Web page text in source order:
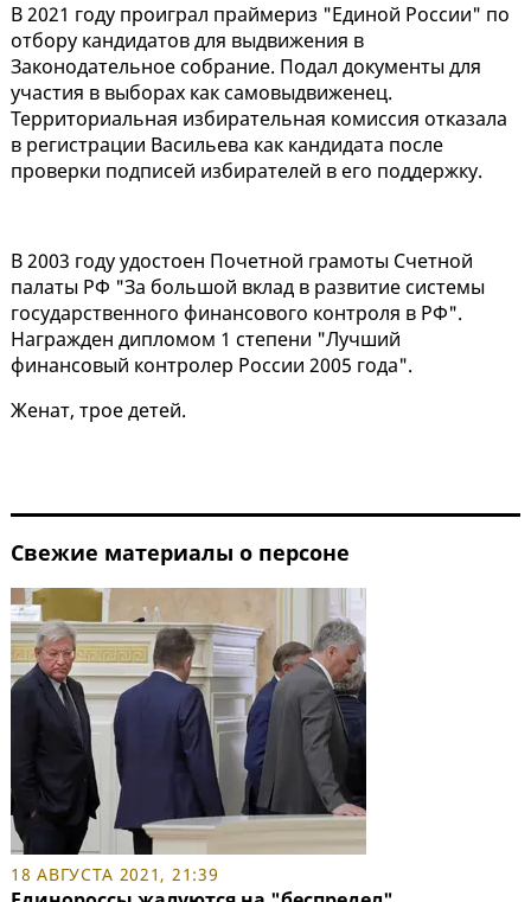
В 2021 году проиграл праймериз "Единой России" по
отбору кандидатов для выдвижения в
Законодательное собрание. Подал документы для
участия в выборах как самовыдвиженец.
Территориальная избирательная комиссия отказала
в регистрации Васильева как кандидата после
проверки подписей избирателей в его поддержку.
В 2003 году удостоен Почетной грамоты Счетной
палаты РФ "За большой вклад в развитие системы
государственного финансового контроля в РФ".
Награжден дипломом 1 степени "Лучший
финансовый контролер России 2005 года".
Женат, трое детей.
Свежие материалы о персоне
18 АВГУСТА 2021, 21:39